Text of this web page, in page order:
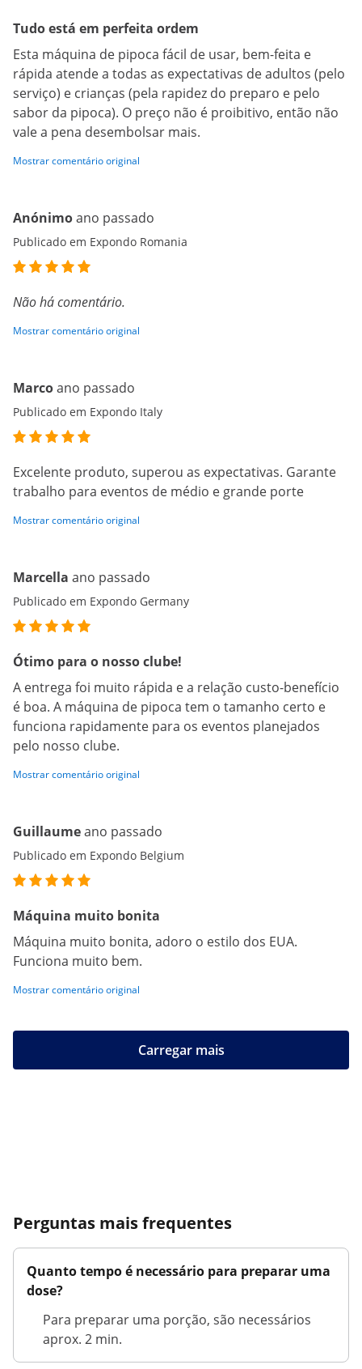
Tudo está em perfeita ordem
Esta máquina de pipoca fácil de usar, bem-feita e
rápida atende a todas as expectativas de adultos (pelo
serviço) e crianças (pela rapidez do preparo e pelo
sabor da pipoca). O preço não é proibitivo, então não
vale a pena desembolsar mais.
Mostrar comentário original
Anónimoano passado
Publicado em Expondo Romania
Não há comentário.
Mostrar comentário original
Marcoano passado
Publicado em Expondo Italy
Excelente produto, superou as expectativas. Garante
trabalho para eventos de médio e grande porte
Mostrar comentário original
Marcella ano passado
Publicado em Expondo Germany
Ótimo para o nosso clube!
A entrega foi muito rápida e a relação custo-benefício
é boa. A máquina de pipoca tem o tamanho certo e
funciona rapidamente para os eventos planejados
pelo nosso clube.
Mostrar comentário original
Guillaumeano passado
Publicado em Expondo Belgium
Máquina muito bonita
Máquina muito bonita, adoro o estilo dos EUA.
Funciona muito bem.
Mostrar comentário original
Carregar mais
Perguntas mais frequentes
Quanto tempo é necessário para preparar uma
dose?
Para preparar uma porção, são necessários
aprox. 2 min.